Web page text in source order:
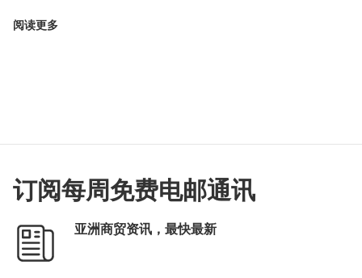
阅读更多
订阅每周免费电邮通讯
亚洲商贸资讯，最快最新